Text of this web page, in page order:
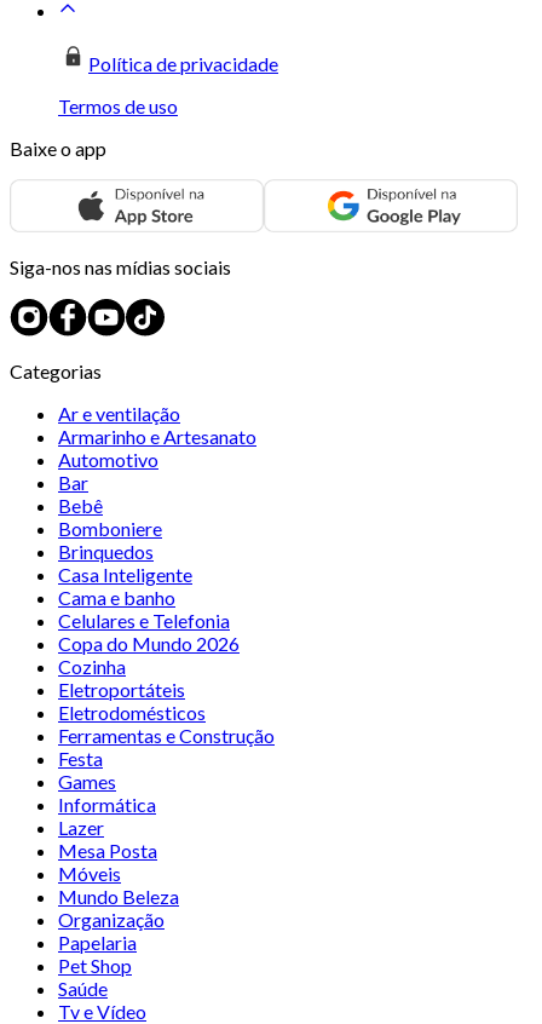
Política de privacidade
Termos de uso
Baixe o app
Siga-nos nas mídias sociais
Categorias
Ar e ventilação
Armarinho e Artesanato
Automotivo
Bar
Bebê
Bomboniere
Brinquedos
Casa Inteligente
Cama e banho
Celulares e Telefonia
Copa do Mundo 2026
Cozinha
Eletroportáteis
Eletrodomésticos
Ferramentas e Construção
Festa
Games
Informática
Lazer
Mesa Posta
Móveis
Mundo Beleza
Organização
Papelaria
Pet Shop
Saúde
Tv e Vídeo